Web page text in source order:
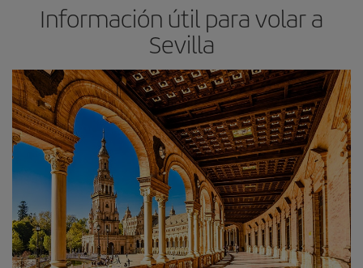
Información útil para volar a
Sevilla